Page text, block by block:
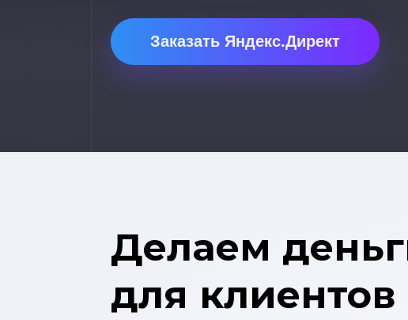
Заказать Яндекс.Директ
Делаем
для клиентов